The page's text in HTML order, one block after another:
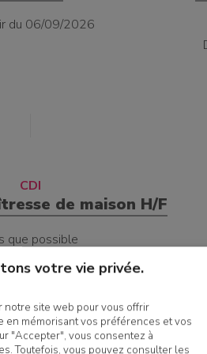
du 06/09/2026
CDI
de maison H/F
que possible
Devenir bénévole
votre vie privée.
notre site web pour vous offrir
mémorisant vos préférences et vos
"Accepter", vous consentez à
Toutefois, vous pouvez consulter les